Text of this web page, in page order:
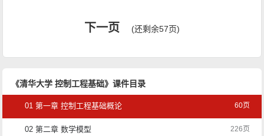
下一页 (还剩余57页)
《清华大学 控制工程基础》课件目录
01 第一章 控制工程基础概论 60页
02 第二章 数学模型 226页